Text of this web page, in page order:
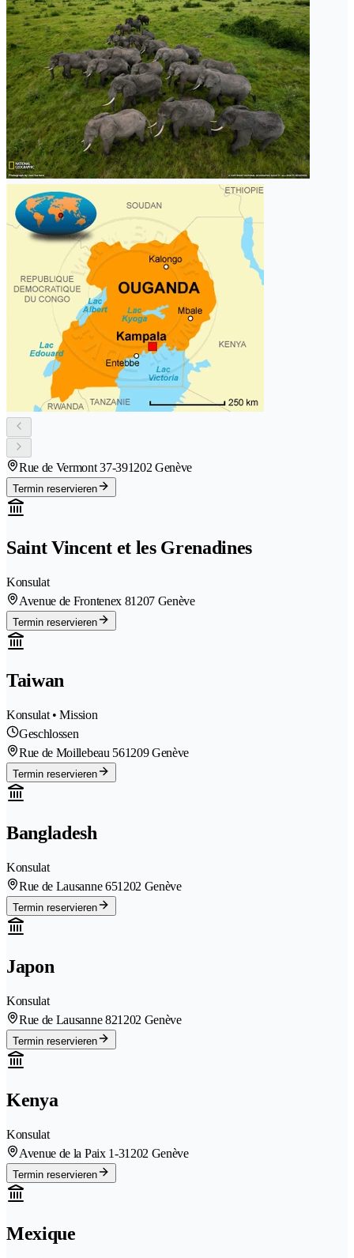
Rue de Vermont 37-391202 Genève
Termin reservieren
Saint Vincent et les Grenadines
Konsulat
Avenue de Frontenex 81207 Genève
Termin reservieren
Taiwan
Konsulat • Mission
Geschlossen
Rue de Moillebeau 561209 Genève
Termin reservieren
Bangladesh
Konsulat
Rue de Lausanne 651202 Genève
Termin reservieren
Japon
Konsulat
Rue de Lausanne 821202 Genève
Termin reservieren
Kenya
Konsulat
Avenue de la Paix 1-31202 Genève
Termin reservieren
Mexique